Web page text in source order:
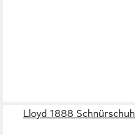
Lloyd 1888 Schnürschuh